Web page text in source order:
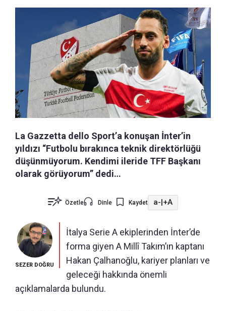
La Gazzetta dello Sport’a konuşan İnter’in
yıldızı “Futbolu bırakınca teknik direktörlüğü
düşünmüyorum. Kendimi ileride TFF Başkanı
olarak görüyorum” dedi…
Özetle Dinle Kaydet a-|+A
SEZER DOĞRU
İtalya Serie A ekiplerinden İnter’de
forma giyen A Millî Takım’ın kaptanı
Hakan Çalhanoğlu, kariyer planları ve
geleceği hakkında önemli
açıklamalarda bulundu.